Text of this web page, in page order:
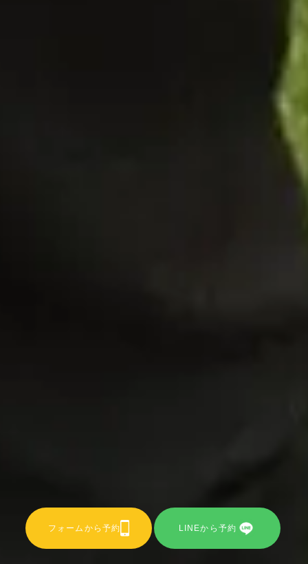
LINEから予約
フォームから予約